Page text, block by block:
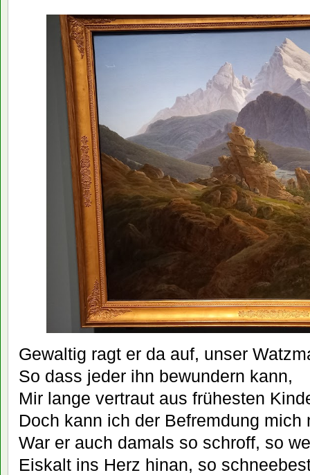
Gewaltig ragt er da auf, unser
So dass jeder ihn bewundern kann,
Mir lange vertraut aus frühesten
Doch kann ich der Befremdung mich
War er auch damals so schroff, so
Eiskalt ins Herz hinan, so